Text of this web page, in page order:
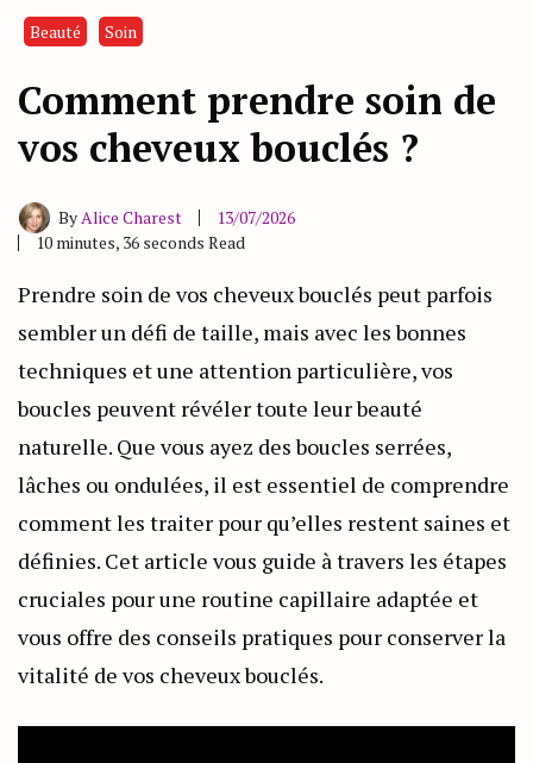
Beauté Soin
Comment prendre soin de
vos cheveux bouclés ?
ByAlice Charest
13/07/2026
10 minutes, 36 seconds Read
Prendre soin de vos cheveux bouclés peut parfois
sembler un défi de taille, mais avec les bonnes
techniques et une attention particulière, vos
boucles peuvent révéler toute leur beauté
naturelle. Que vous ayez des boucles serrées,
lâches ou ondulées, il est essentiel de comprendre
comment les traiter pour qu’elles restent saines et
définies. Cet article vous guide à travers les étapes
cruciales pour une routine capillaire adaptée et
vous offre des conseils pratiques pour conserver la
vitalité de vos cheveux bouclés.